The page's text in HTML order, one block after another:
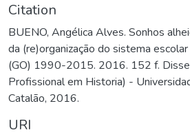
Citation
BUENO, Angélica Alves. Sonhos
da (re)organização do sistema
(GO) 1990-2015. 2016. 152 f.
Profissional em Historia) -
Catalão, 2016.
URI